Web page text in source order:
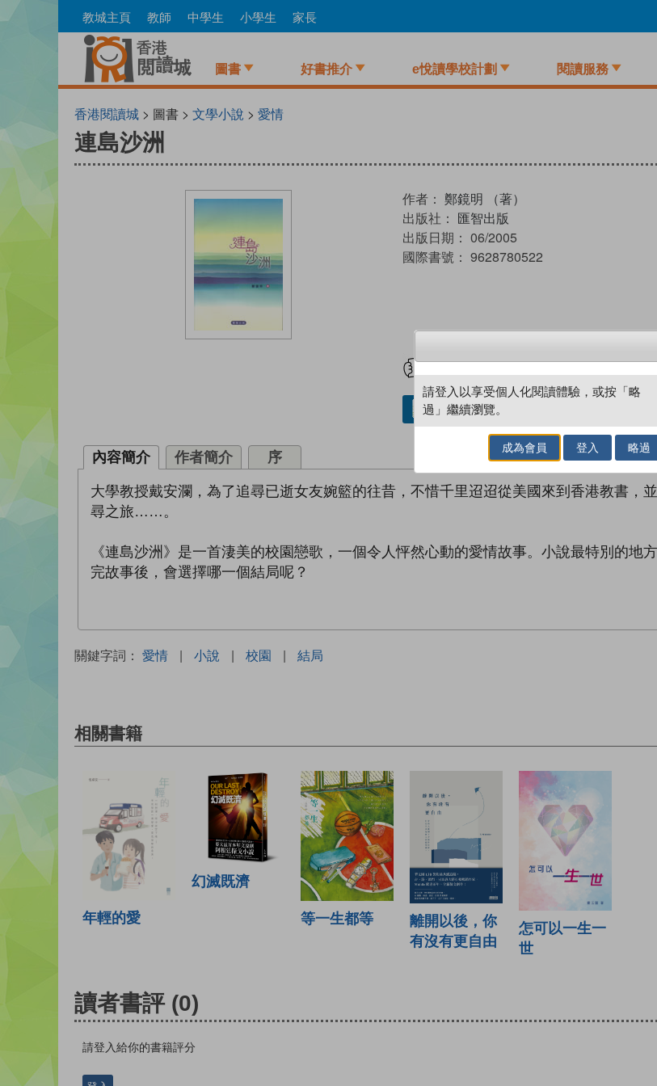
to
教城主頁 教師 中學生 小學生 家長
圖書 好書推介 e悅讀學校計劃 閱讀服務
香港閱讀城 > 圖書 > 文學小說 > 愛情
連島沙洲
作者： 鄭鏡明 （著）
出版社： 匯智出版
出版日期： 06/2005
國際書號： 9628780522
借閱實體書
內容簡介 作者簡介 序
大學教授戴安瀾，為了追尋已逝女友婉籃的往昔，不惜千里迢迢從美國來到香港教書，
尋之旅……。
《連島沙洲》是一首淒美的校園戀歌，一個令人怦然心動的愛情故事。小說最特別的
完故事後，會選擇哪一個結局呢？
關鍵字詞： 愛情 | 小說 | 校園 | 結局
相關書籍
年輕的愛
幻滅既濟
等一生都等
離開以後，你
有沒有更自由
怎可以一生一
世
讀者書評 (0)
請登入給你的書籍評分
請登入以享受個人化閱讀體驗，或按「略
過」繼續瀏覽。
成為會員 登入 略過